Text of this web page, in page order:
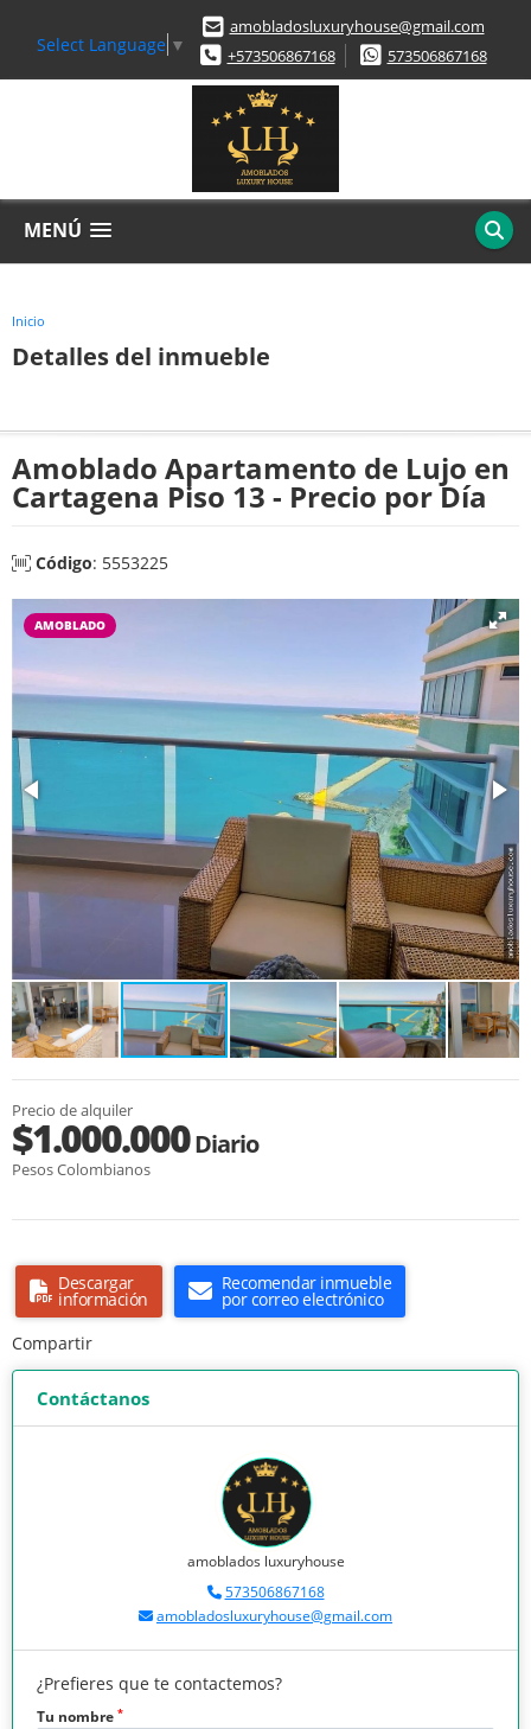
Select Language ▼
amobladosluxuryhouse@gmail.com
+573506867168
573506867168
MENÚ
Inicio
Detalles del inmueble
Amoblado Apartamento de Lujo en
Cartagena Piso 13 - Precio por Día
Código: 5553225
AMOBLADO
Precio de alquiler
$1.000.000Diario
Pesos Colombianos
Descargar
información
Recomendar inmueble
por correo electrónico
Compartir
Contáctanos
amoblados luxuryhouse
573506867168
amobladosluxuryhouse@gmail.com
¿Prefieres que te contactemos?
Tu nombre *